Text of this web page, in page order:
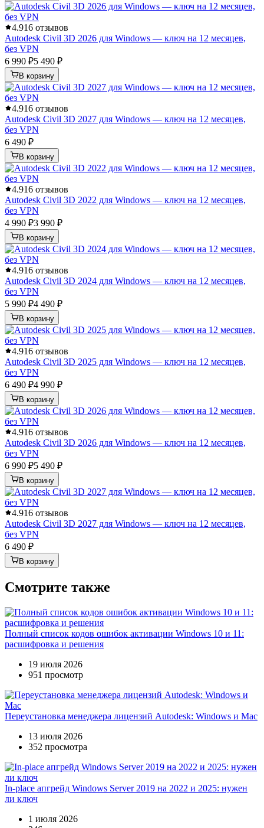
4.916 отзывов
Autodesk Civil 3D 2026 для Windows — ключ на 12 месяцев,
без VPN
6 990 ₽5 490 ₽
В корзину
4.916 отзывов
Autodesk Civil 3D 2027 для Windows — ключ на 12 месяцев,
без VPN
6 490 ₽
В корзину
4.916 отзывов
Autodesk Civil 3D 2022 для Windows — ключ на 12 месяцев,
без VPN
4 990 ₽3 990 ₽
В корзину
4.916 отзывов
Autodesk Civil 3D 2024 для Windows — ключ на 12 месяцев,
без VPN
5 990 ₽4 490 ₽
В корзину
4.916 отзывов
Autodesk Civil 3D 2025 для Windows — ключ на 12 месяцев,
без VPN
6 490 ₽4 990 ₽
В корзину
4.916 отзывов
Autodesk Civil 3D 2026 для Windows — ключ на 12 месяцев,
без VPN
6 990 ₽5 490 ₽
В корзину
4.916 отзывов
Autodesk Civil 3D 2027 для Windows — ключ на 12 месяцев,
без VPN
6 490 ₽
В корзину
Смотрите также
Полный список кодов ошибок активации Windows 10 и 11:
расшифровка и решения
19 июля 2026
951 просмотр
Переустановка менеджера лицензий Autodesk: Windows и Mac
13 июля 2026
352 просмотра
In-place апгрейд Windows Server 2019 на 2022 и 2025: нужен
ли ключ
1 июля 2026